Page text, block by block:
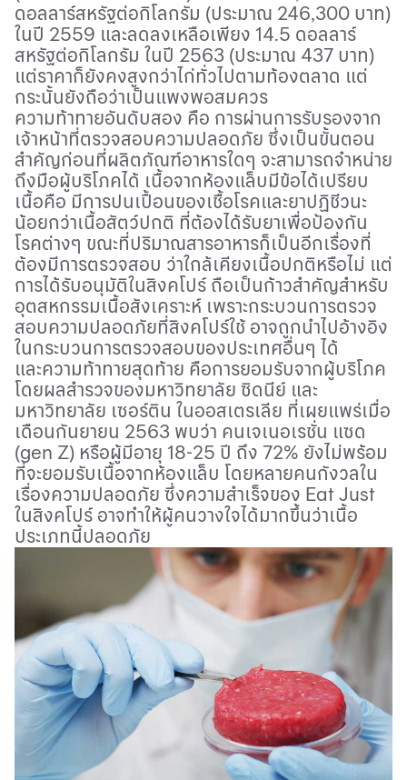
ดอลลาร์สหรัฐต่อกิโลกรัม (ประมาณ 246,300 บาท)
ในปี 2559 และลดลงเหลือเพียง 14.5 ดอลลาร์
สหรัฐต่อกิโลกรัม ในปี 2563 (ประมาณ 437 บาท)
แต่ราคาก็ยังคงสูงกว่าไก่ทั่วไปตามท้องตลาด แต่
กระนั้นยังถือว่าเป็นแพงพอสมควร
ความท้าทายอันดับสอง คือ การผ่านการรับรองจาก
เจ้าหน้าที่ตรวจสอบความปลอดภัย ซึ่งเป็นขั้นตอน
สำคัญก่อนที่ผลิตภัณฑ์อาหารใดๆ จะสามารถจำหน่าย
ถึงมือผู้บริโภคได้ เนื้อจากห้องแล็บมีข้อได้เปรียบ
เนื้อคือ มีการปนเปื้อนของเชื้อโรคและยาปฏิชีวนะ
น้อยกว่าเนื้อสัตว์ปกติ ที่ต้องได้รับยาเพื่อป้องกัน
โรคต่างๆ ขณะที่ปริมาณสารอาหารก็เป็นอีกเรื่องที่
ต้องมีการตรวจสอบ ว่าใกล้เคียงเนื้อปกติหรือไม่ แต่
การได้รับอนุมัติในสิงคโปร์ ถือเป็นก้าวสำคัญสำหรับ
อุตสหกรรมเนื้อสังเคราะห์ เพราะกระบวนการตรวจ
สอบความปลอดภัยที่สิงคโปร์ใช้ อาจถูกนำไปอ้างอิง
ในกระบวนการตรวจสอบของประเทศอื่นๆ ได้
และความท้าทายสุดท้าย คือการยอมรับจากผู้บริโภค
โดยผลสำรวจของมหาวิทยาลัย ซิดนีย์ และ
มหาวิทยาลัย เซอร์ติน ในออสเตรเลีย ที่เผยแพร่เมื่อ
เดือนกันยายน 2563 พบว่า คนเจเนอเรชั่น แซด
(gen Z) หรือผู้มีอายุ 18-25 ปี ถึง 72% ยังไม่พร้อม
ที่จะยอมรับเนื้อจากห้องแล็บ โดยหลายคนกังวลใน
เรื่องความปลอดภัย ซึ่งความสำเร็จของ Eat Just
ในสิงคโปร์ อาจทำให้ผู้คนวางใจได้มากขึ้นว่าเนื้อ
ประเภทนี้ปลอดภัย